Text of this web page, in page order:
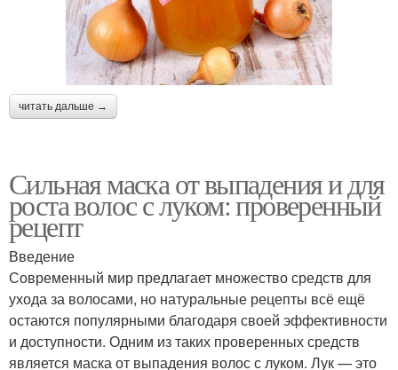
читать дальше →
Сильная маска от выпадения и для
роста волос с луком: проверенный
рецепт
Введение
Современный мир предлагает множество средств для
ухода за волосами, но натуральные рецепты всё ещё
остаются популярными благодаря своей эффективности
и доступности. Одним из таких проверенных средств
является маска от выпадения волос с луком. Лук — это